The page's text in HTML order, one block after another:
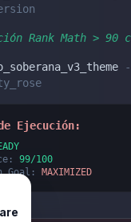
Rank Math > 90
de Ejecución:
99/100
MAXIMIZED